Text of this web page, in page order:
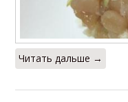
Читать дальше →